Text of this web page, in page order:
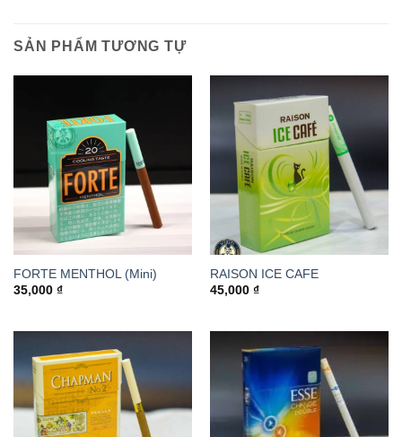
SẢN PHẨM TƯƠNG TỰ
FORTE MENTHOL (Mini)
35,000 ₫
RAISON ICE CAFE
45,000 ₫